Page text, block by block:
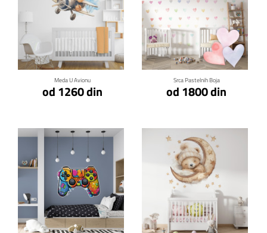
Meda U Avionu
od 1260 din
Klikni za detalje
Srca Pastelnih Boja
od 1800 din
Klikni za detalje
Klikni za detalje Klikni za detalje